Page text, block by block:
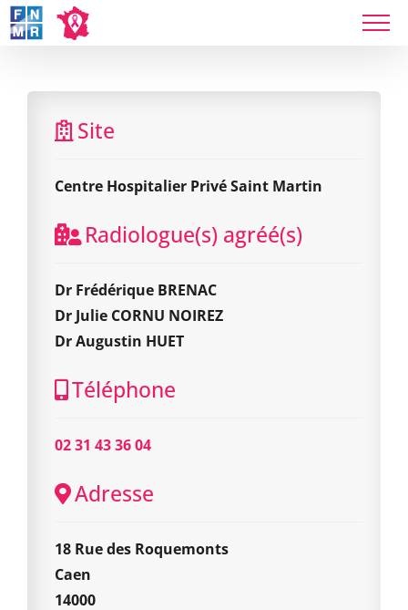
Skip
to
Site
Centre Hospitalier Privé Saint Martin
Radiologue(s) agréé(s)
Dr Frédérique BRENAC
Dr Julie CORNU NOIREZ
Dr Augustin HUET
Téléphone
02 31 43 36 04
Adresse
18 Rue des Roquemonts
Caen
14000